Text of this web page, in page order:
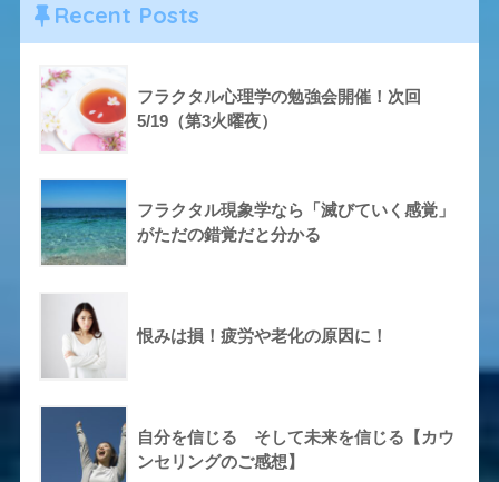
Recent Posts
フラクタル心理学の勉強会開催！次回
5/19（第3火曜夜）
フラクタル現象学なら「滅びていく感覚」
がただの錯覚だと分かる
恨みは損！疲労や老化の原因に！
自分を信じる そして未来を信じる【カウ
ンセリングのご感想】